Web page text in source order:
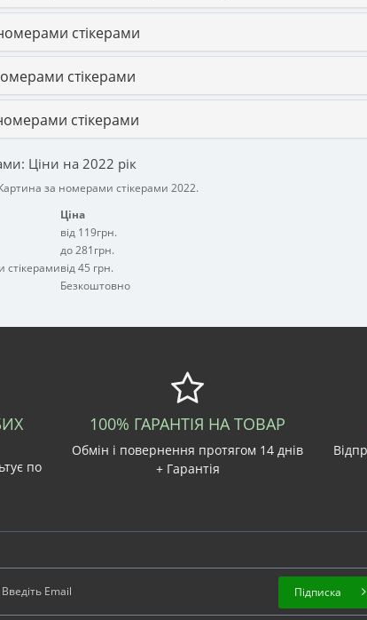
стікерами
стікерами
стікерами
Ціни на 2022 рік
за номерами стікерами 2022.
Ціна
від 119грн.
до 281грн.
стікерамивід 45 грн.
Безкоштовно
по
100% ГАРАНТІЯ НА ТОВАР
Обмін і повернення протягом 14 днів
+ Гарантія
Підписка